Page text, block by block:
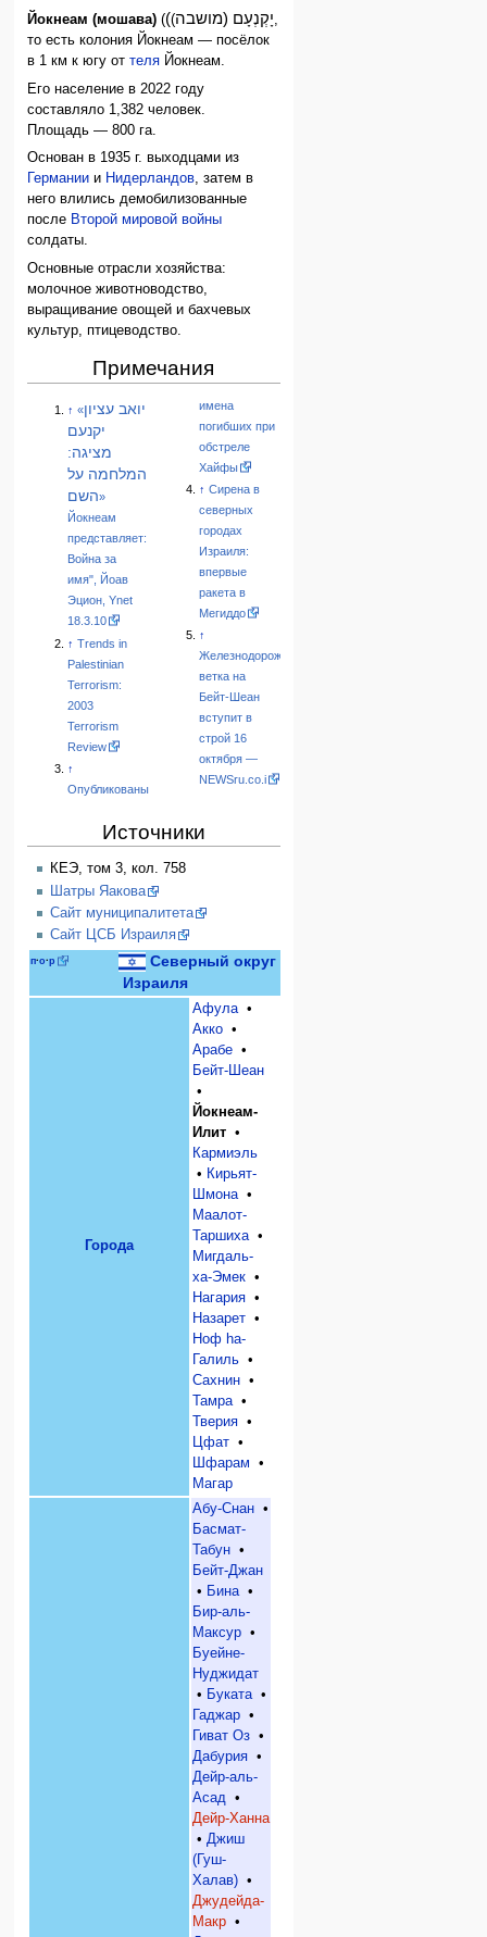
Йокнеам (мошава) ( (יָקְנְעָם (מושבה),
то есть колония Йокнеам — посёлок
в 1 км к югу оттеля Йокнеам.
Его население в 2022 году
составляло 1,382 человек.
Площадь — 800 га.
Основан в 1935 г. выходцами из
Германии и Нидерландов, затем в
него влились демобилизованные
после Второй мировой войны
солдаты.
Основные отрасли хозяйства:
молочное животноводство,
выращивание овощей и бахчевых
культур, птицеводство.
Примечания
↑ «יואב עציון
יקנעם
מציגה:
המלחמה על
השם»
Йокнеам
представляет:
Война за
имя", Йоав
Эцион, Ynet
18.3.10
↑ Trends in
Palestinian
Terrorism:
2003
Terrorism
Review
↑
Опубликованы
имена
погибших при
обстреле
Хайфы
↑ Сирена в
северных
городах
Израиля:
впервые
ракета в
Мегиддо
↑
Железнодорожная
ветка на
Бейт-Шеан
вступит в
строй 16
октября —
NEWSru.co.i
Источники
КЕЭ, том 3, кол. 758
Шатры Яакова
Сайт муниципалитета
Сайт ЦСБ Израиля
п·о·р
Северный округ
Израиля
Города
Афула •
Акко •
Арабе •
Бейт-Шеан
•
Йокнеам-
Илит •
Кармиэль
• Кирьят-
Шмона •
Маалот-
Таршиха •
Мигдаль-
ха-Эмек •
Нагария •
Назарет •
Ноф hа-
Галиль •
Сахнин •
Тамра •
Тверия •
Цфат •
Шфарам •
Магар
Абу-Снан •
Басмат-
Табун •
Бейт-Джан
• Бина •
Бир-аль-
Максур •
Буейне-
Нуджидат
• Буката •
Гаджар •
Гиват Оз •
Дабурия •
Дейр-аль-
Асад •
Дейр-Ханна
• Джиш
(Гуш-
Халав) •
Джудейда-
Макр •